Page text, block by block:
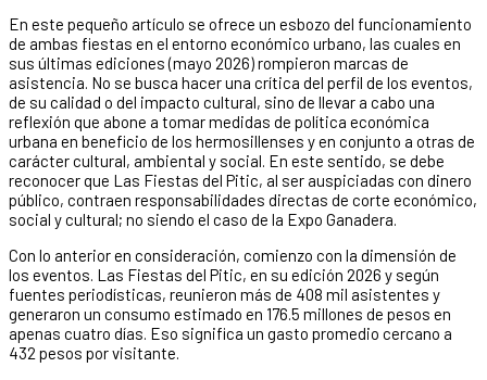
En este pequeño artículo se ofrece un esbozo del funcionamiento
de ambas fiestas en el entorno económico urbano, las cuales en
sus últimas ediciones (mayo 2026) rompieron marcas de
asistencia. No se busca hacer una crítica del perfil de los eventos,
de su calidad o del impacto cultural, sino de llevar a cabo una
reflexión que abone a tomar medidas de política económica
urbana en beneficio de los hermosillenses y en conjunto a otras de
carácter cultural, ambiental y social. En este sentido, se debe
reconocer que Las Fiestas del Pitic, al ser auspiciadas con dinero
público, contraen responsabilidades directas de corte económico,
social y cultural; no siendo el caso de la Expo Ganadera.
Con lo anterior en consideración, comienzo con la dimensión de
los eventos. Las Fiestas del Pitic, en su edición 2026 y según
fuentes periodísticas, reunieron más de 408 mil asistentes y
generaron un consumo estimado en 176.5 millones de pesos en
apenas cuatro días. Eso significa un gasto promedio cercano a
432 pesos por visitante.